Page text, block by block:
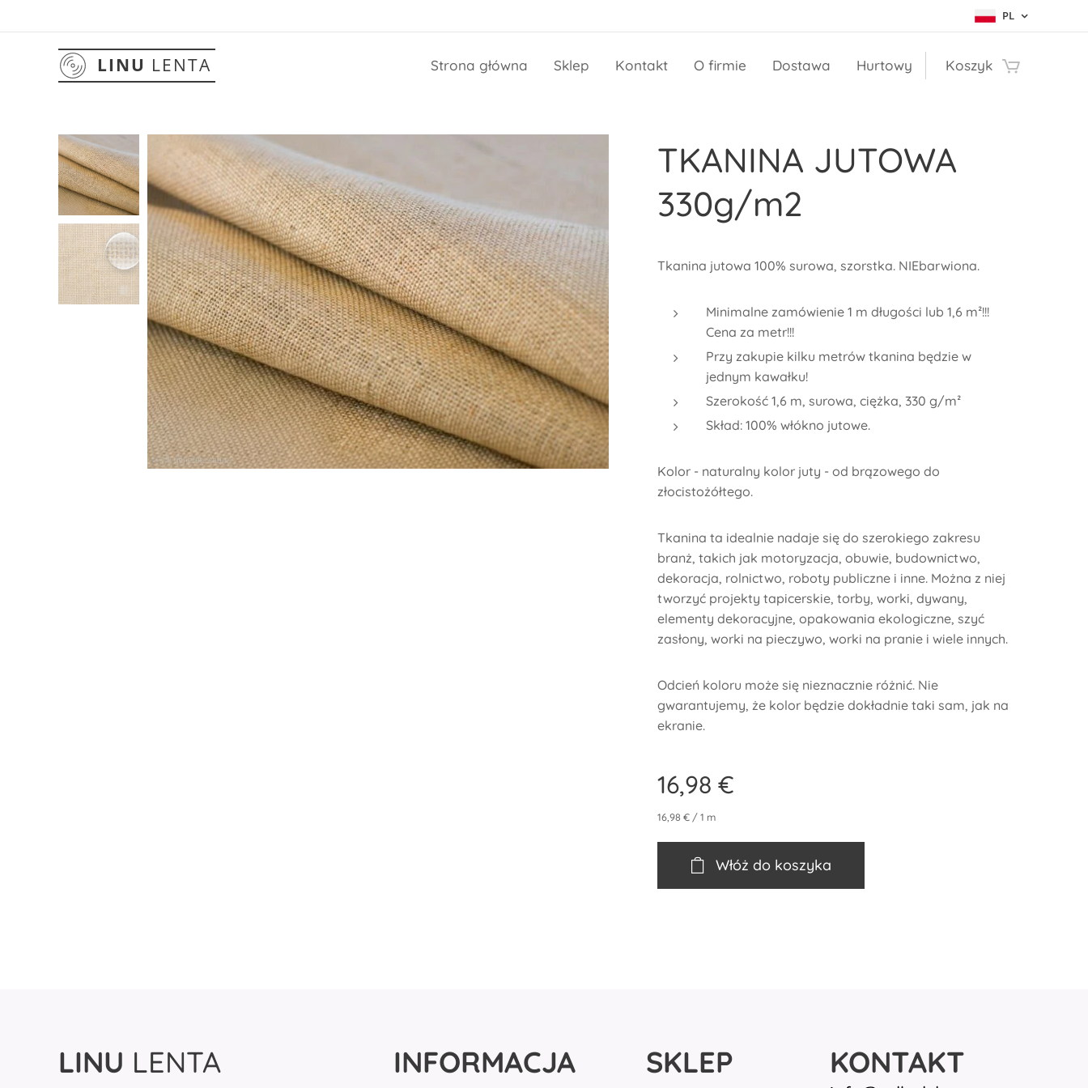
PL
LINU LENTA Strona główna Sklep Kontakt O firmie Dostawa Hurtowy Koszyk
TKANINA JUTOWA
330g/m2
Tkanina jutowa 100% surowa, szorstka. NIEbarwiona.
Minimalne zamówienie 1 m długości lub 1,6 m²!!!
Cena za metr!!!
Przy zakupie kilku metrów tkanina będzie w
jednym kawałku!
Szerokość 1,6 m, surowa, ciężka, 330 g/m²
Skład: 100% włókno jutowe.
Kolor - naturalny kolor juty - od brązowego do
złocistożółtego.
Tkanina ta idealnie nadaje się do szerokiego zakresu
branż, takich jak motoryzacja, obuwie, budownictwo,
dekoracja, rolnictwo, roboty publiczne i inne. Można z niej
tworzyć projekty tapicerskie, torby, worki, dywany,
elementy dekoracyjne, opakowania ekologiczne, szyć
zasłony, worki na pieczywo, worki na pranie i wiele innych.
Odcień koloru może się nieznacznie różnić. Nie
gwarantujemy, że kolor będzie dokładnie taki sam, jak na
ekranie.
16,98 €
16,98 € / 1 m
Włóż do koszyka
LINU LENTA INFORMACJA SKLEP KONTAKT